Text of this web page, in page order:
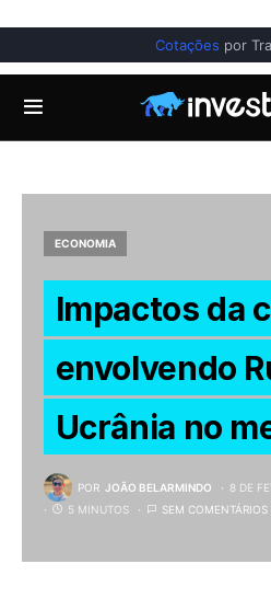
Cotações por
ECONOMIA
Impactos da
envolvendo
Ucrânia no
POR JOÃO BELARMINDO
8 DE
5 MINUTOS
SEM COMENTÁRIOS